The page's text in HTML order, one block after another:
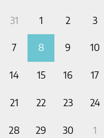
31 1 2 3
7 8 9 10
14 15 16 17
21 22 23 24
28 29 30 1